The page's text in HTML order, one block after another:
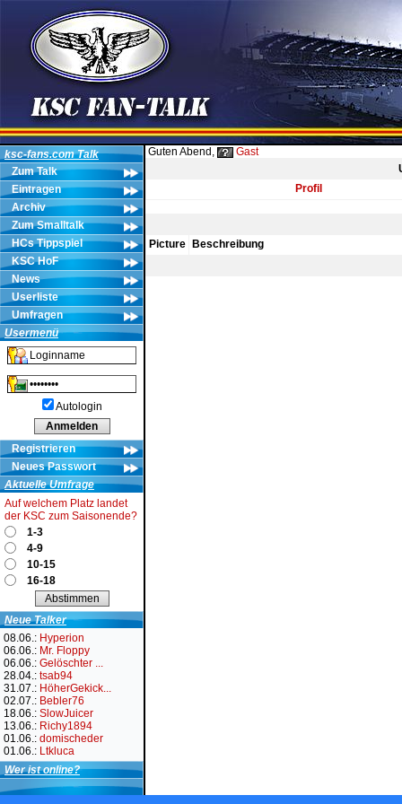
ksc-fans.com Talk
Zum Talk
Eintragen
Archiv
Zum Smalltalk
HCs Tippspiel
KSC HoF
News
Userliste
Umfragen
Usermenü
Autologin
Registrieren
Neues Passwort
Aktuelle Umfrage
Auf welchem Platz landet
der KSC zum Saisonende?
1-3
4-9
10-15
16-18
Neue Talker
08.06.: Hyperion
06.06.: Mr. Floppy
06.06.: Gelöschter ...
28.04.: tsab94
31.07.: HöherGekick...
02.07.: Bebler76
18.06.: SlowJuicer
13.06.: Richy1894
01.06.: domischeder
01.06.: Ltkluca
Wer ist online?
Guten Abend,
Gast
Profil
Picture Beschreibung